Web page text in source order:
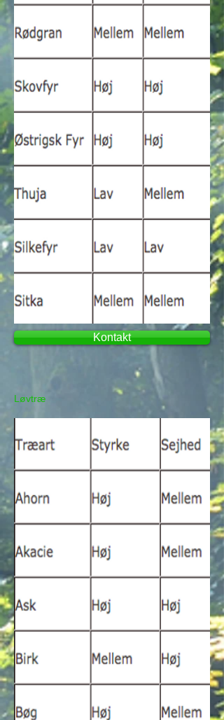
Løvtræ
Kontakt